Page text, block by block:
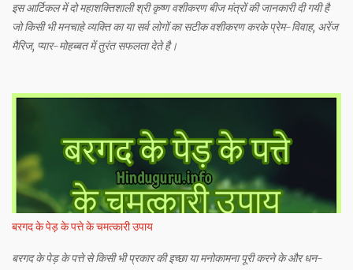
इस आर्टिकल में दो महाशक्तिशाली श्री कृष्ण वशीकरण बीज मंत्रों की जानकारी दी गयी है
जो किसी भी मनचाहे व्यक्ति का या सर्व लोगों का सटीक वशीकरण करके प्रेम-विवाह, अरेंज
मैरिज, प्यार-मोहब्बत में तुरंत सफलता देते है।
बरगद के पेड़ के पत्ते के चमत्कारी उपाय
बरगद के पेड़ के पत्ते से किसी भी प्रकार की इच्छा या मनोकामना पूरी करने के और धन-